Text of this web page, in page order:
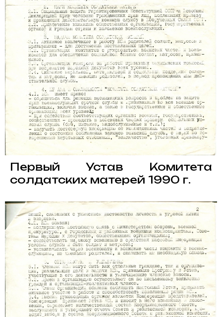
Первый Устав Комитета
солдатских матерей 1990 г.